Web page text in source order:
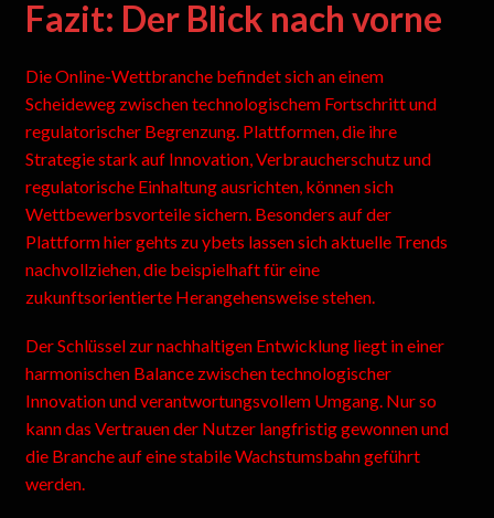
Fazit: Der Blick nach vorne
Die Online-Wettbranche befindet sich an einem
Scheideweg zwischen technologischem Fortschritt und
regulatorischer Begrenzung. Plattformen, die ihre
Strategie stark auf Innovation, Verbraucherschutz und
regulatorische Einhaltung ausrichten, können sich
Wettbewerbsvorteile sichern. Besonders auf der
Plattform hier gehts zu ybets lassen sich aktuelle Trends
nachvollziehen, die beispielhaft für eine
zukunftsorientierte Herangehensweise stehen.
Der Schlüssel zur nachhaltigen Entwicklung liegt in einer
harmonischen Balance zwischen technologischer
Innovation und verantwortungsvollem Umgang. Nur so
kann das Vertrauen der Nutzer langfristig gewonnen und
die Branche auf eine stabile Wachstumsbahn geführt
werden.